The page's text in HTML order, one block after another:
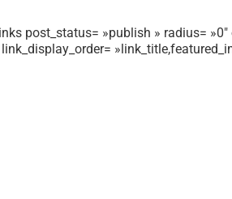
post_status= »publish » radius=